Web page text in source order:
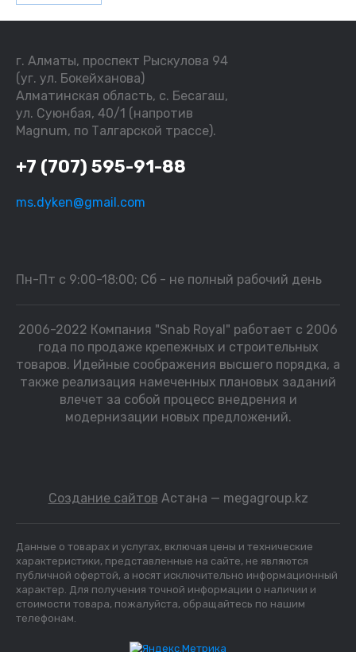
г. Алматы, проспект Рыскулова 94
(уг. ул. Бокейханова)
Алматинская область, с. Бесагаш,
ул. Суюнбая, 40/1 (напротив
Magnum, по Талгарской трассе).
+7 (707) 595-91-88
ms.dyken@gmail.com
Пн-Пт с 9:00-18:00; Сб - не полный рабочий день
2006-2022 Компания "Snab Royal" работает с 2006
года по продаже крепежных и строительных
товаров. Идейные соображения высшего порядка, а
также реализация намеченных плановых заданий
влечет за собой процесс внедрения и
модернизации новых предложений.
Создание сайтов Астана — megagroup.kz
Данные о товарах и услугах, включая цены и технические
характеристики, представленные на сайте, не являются
публичной офертой, а носят исключительно информационный
характер. Для получения точной информации о наличии и
стоимости товара, пожалуйста, обращайтесь по нашим
телефонам.